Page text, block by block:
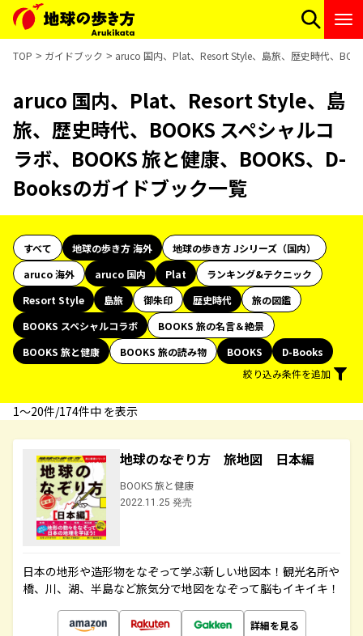
TOP ガイドブック aruco 国内、Plat、Resort Style、島旅、歴史時代、
aruco 国内、Plat、Resort Style、島
旅、歴史時代、BOOKS スペシャルコ
ラボ、BOOKS 旅と健康、BOOKS、D-
Booksのガイドブック一覧
すべて 地球の歩き方 海外
地球の歩き方 Jシリーズ（国内）
aruco 海外
aruco 国内 Plat
ランキング&テクニック
Resort Style
島旅 御朱印 歴史時代
旅の図鑑
BOOKS スペシャルコラボ
BOOKS 旅の名言＆絶景
BOOKS 旅と健康
BOOKS 旅の読み物 BOOKS
D-Books
絞り込み条件を追加
1〜20件/174件中 を表示
地球のなぞり方 旅地図 日本編
BOOKS 旅と健康
2022.11.25 発売
日本の地形や造形物をなぞって学ぶ新しい地図本！観光名所や
橋、川、湖、半島など旅気分で地図をなぞって脳もイキイキ！
詳細を見る